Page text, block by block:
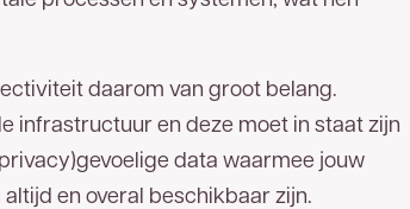
daarom van groot belang.
infrastructuur en deze moet in staat zijn
data waarmee jouw
en overal beschikbaar zijn.